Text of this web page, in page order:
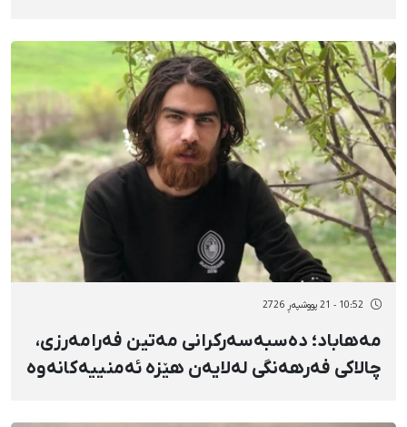
پاسداران کوژرا
10:52 - 21 پووشپەڕ 2726
مەهاباد؛ دەسبەسەرکرانی مەتین فەرامەرزی،
چالاکی فەرهەنگی لەلایەن هێزە ئەمنییەکانەوە